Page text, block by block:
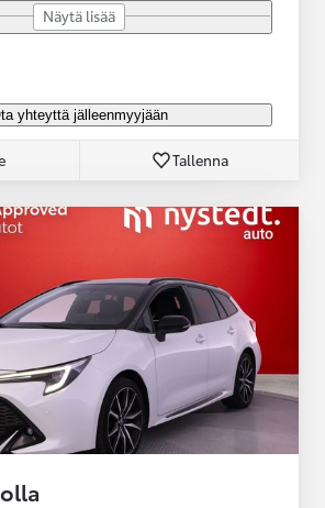
Näytä lisää
yhteyttä jälleenmyyjään
Tallenna